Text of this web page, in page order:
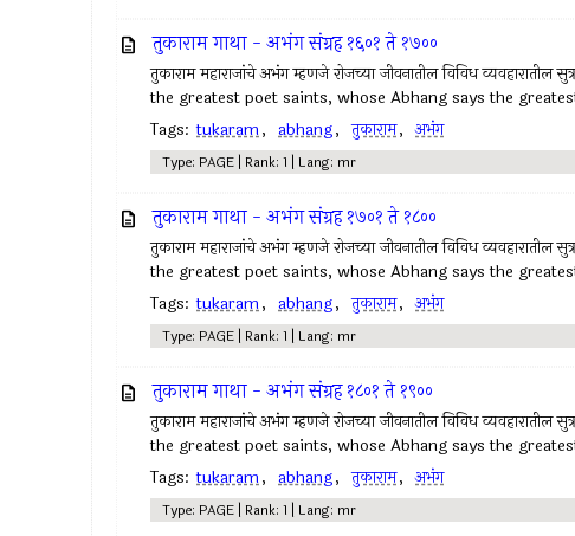
तुकाराम गाथा - अभंग संग्रह १६०१ ते १७००
तुकाराम महाराजांचे अभंग म्हणजे रोजच्या जीवनातील विविध
the greatest poet saints, whose Abhang says the
Tags: tukaram, abhang, तुकाराम, अभंग
Type: PAGE | Rank: 1 | Lang: mr
तुकाराम गाथा - अभंग संग्रह १७०१ ते १८००
तुकाराम महाराजांचे अभंग म्हणजे रोजच्या जीवनातील विविध
the greatest poet saints, whose Abhang says the
Tags: tukaram, abhang, तुकाराम, अभंग
Type: PAGE | Rank: 1 | Lang: mr
तुकाराम गाथा - अभंग संग्रह १८०१ ते १९००
तुकाराम महाराजांचे अभंग म्हणजे रोजच्या जीवनातील विविध
the greatest poet saints, whose Abhang says the
Tags: tukaram, abhang, तुकाराम, अभंग
Type: PAGE | Rank: 1 | Lang: mr